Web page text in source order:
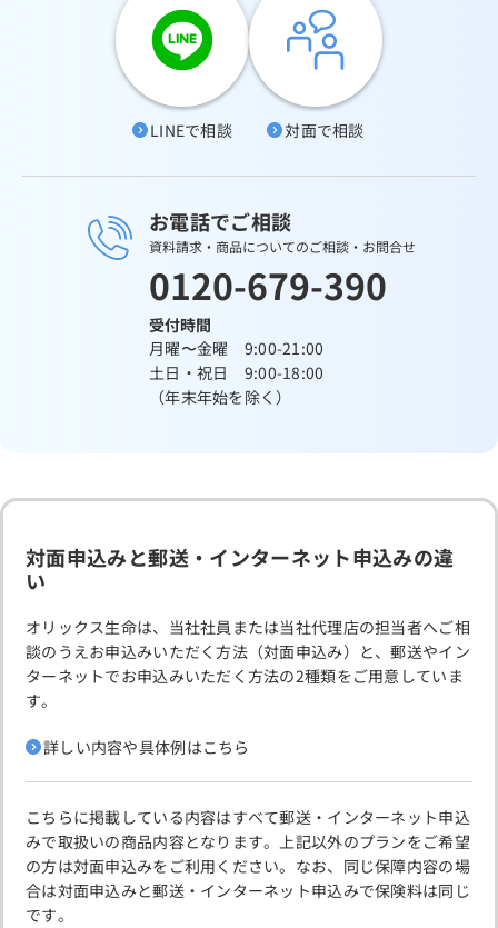
LINEで相談 対面で相談
お電話でご相談
資料請求・商品についてのご相談・お問合せ
0120-679-390
受付時間
月曜〜金曜 9:00-21:00
土日・祝日 9:00-18:00
（年末年始を除く）
対面申込みと郵送・インターネット申込みの違
い
オリックス生命は、当社社員または当社代理店の担当者へご相
談のうえお申込みいただく方法（対面申込み）と、郵送やイン
ターネットでお申込みいただく方法の2種類をご用意していま
す。
詳しい内容や具体例はこちら
こちらに掲載している内容はすべて郵送・インターネット申込
みで取扱いの商品内容となります。上記以外のプランをご希望
の方は対面申込みをご利用ください。なお、同じ保障内容の場
合は対面申込みと郵送・インターネット申込みで保険料は同じ
です。